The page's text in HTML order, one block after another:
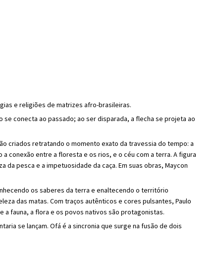
e religiões de matrizes afro-brasileiras.
conecta ao passado; ao ser disparada, a flecha se projeta ao
criados retratando o momento exato da travessia do tempo: a
conexão entre a floresta e os rios, e o céu com a terra. A figura
pesca e a impetuosidade da caça. Em suas obras, Maycon
os saberes da terra e enaltecendo o território
das matas. Com traços autênticos e cores pulsantes, Paulo
fauna, a flora e os povos nativos são protagonistas.
se lançam. Ofá é a sincronia que surge na fusão de dois